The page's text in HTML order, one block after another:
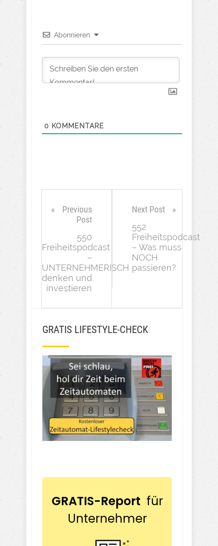
Abonnieren
0 KOMMENTARE
Previous
Post
550
Freiheitspodcast
–
UNTERNEHMERISCH
denken und
investieren
Next Post
552
Freiheitspodcast
– Was muss
NOCH
passieren?
GRATIS LIFESTYLE-CHECK
GRATIS-Report für
Unternehmer